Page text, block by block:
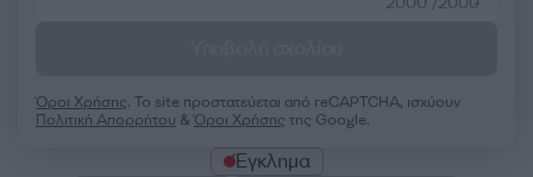
Όροι Χρήσης. Το site προστατεύεται από reCAPTCHA, ισχύουν
Πολιτική Απορρήτου &Όροι Χρήσης της Google.
Έγκλημα